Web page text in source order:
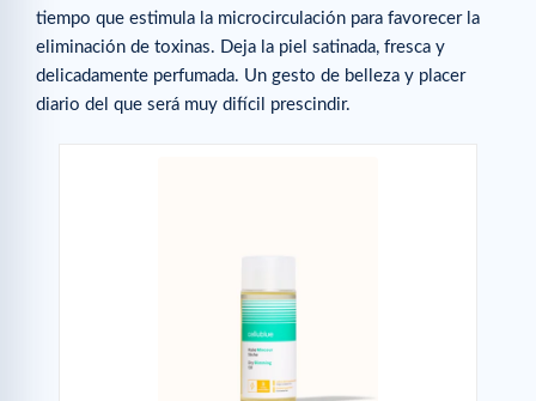
tiempo que estimula la microcirculación para favorecer la
eliminación de toxinas. Deja la piel satinada, fresca y
delicadamente perfumada. Un gesto de belleza y placer
diario del que será muy difícil prescindir.